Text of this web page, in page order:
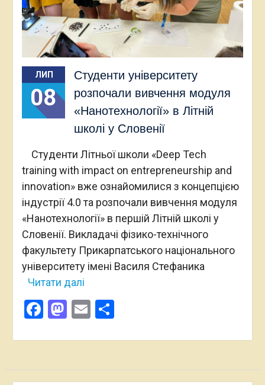
ЛИП
08
Студенти університету
розпочали вивчення модуля
«Нанотехнології» в Літній
школі у Словенії
Студенти Літньої школи «Deep Tech
training with impact on entrepreneurship and
innovation» вже ознайомилися з концепцією
індустрії 4.0 та розпочали вивчення модуля
«Нанотехнології» в першій Літній школі у
Словенії. Викладачі фізико-технічного
факультету Прикарпатського національного
університету імені Василя Стефаника
Читати далі
Facebook
Mastodon
EmailПоділитися